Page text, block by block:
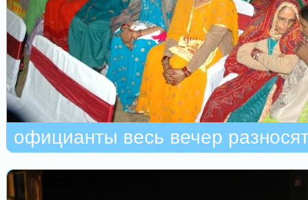
официанты весь вечер